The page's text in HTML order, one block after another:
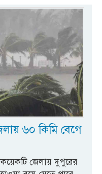
৬০ কিমি বেগে
কয়েকটি জেলায় দুপুরের